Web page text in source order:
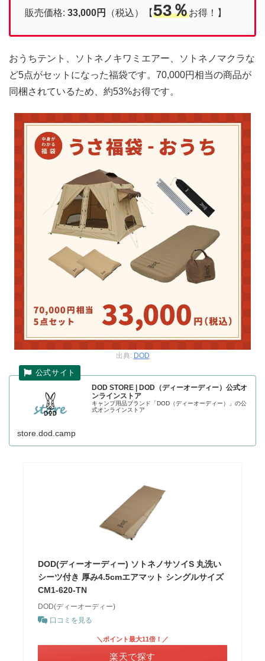
販売価格: 33,000円 （税込）【53％お得！】
おうちテント、ソトネノキワミエアー、ソトネノマクラな
ど5点がセットになった福袋です。70,000円相当の商品が
同梱されているため、約53%お得です。
出典: DOD
DOD STORE | DOD（ディーオーディー）公式オ
ンラインストア
キャンプ用品ブランド「DOD（ディーオーディー）」の公
式オンラインストア
store.dod.camp
DOD(ディーオーディー) ソトネノサソイS 丸洗い
シーツ付き 厚み4.5cmエアマット シングルサイズ
CM1-620-TN
DOD(ディーオーディー)
口コミを見る
＼ポイント最大11倍！／
楽天で探す